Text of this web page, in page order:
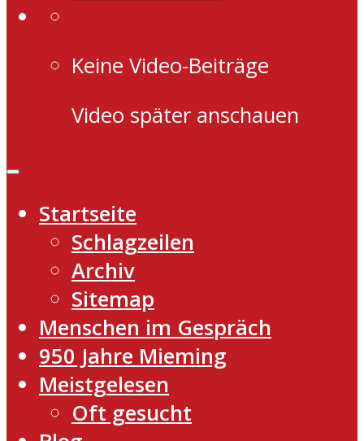
Keine Video-Beiträge
Video später anschauen
Startseite
Schlagzeilen
Archiv
Sitemap
Menschen im Gespräch
950 Jahre Mieming
Meistgelesen
Oft gesucht